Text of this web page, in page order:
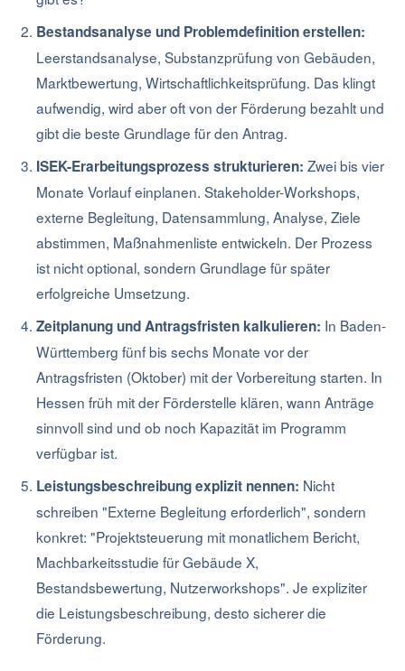
Bestandsanalyse und Problemdefinition erstellen:
Leerstandsanalyse, Substanzprüfung von Gebäuden,
Marktbewertung, Wirtschaftlichkeitsprüfung. Das klingt
aufwendig, wird aber oft von der Förderung bezahlt und
gibt die beste Grundlage für den Antrag.
ISEK-Erarbeitungsprozess strukturieren: Zwei bis vier
Monate Vorlauf einplanen. Stakeholder-Workshops,
externe Begleitung, Datensammlung, Analyse, Ziele
abstimmen, Maßnahmenliste entwickeln. Der Prozess
ist nicht optional, sondern Grundlage für später
erfolgreiche Umsetzung.
Zeitplanung und Antragsfristen kalkulieren: In Baden-
Württemberg fünf bis sechs Monate vor der
Antragsfristen (Oktober) mit der Vorbereitung starten. In
Hessen früh mit der Förderstelle klären, wann Anträge
sinnvoll sind und ob noch Kapazität im Programm
verfügbar ist.
Leistungsbeschreibung explizit nennen: Nicht
schreiben "Externe Begleitung erforderlich", sondern
konkret: "Projektsteuerung mit monatlichem Bericht,
Machbarkeitsstudie für Gebäude X,
Bestandsbewertung, Nutzerworkshops". Je expliziter
die Leistungsbeschreibung, desto sicherer die
Förderung.